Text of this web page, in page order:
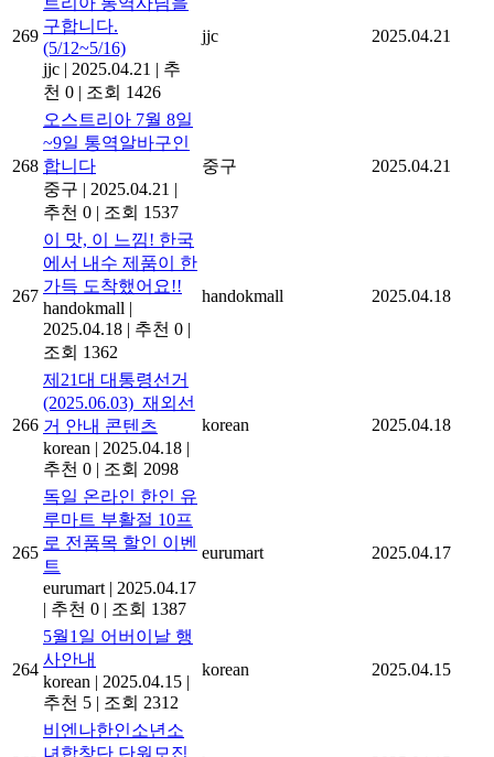
269
구합니다.
(5/12~5/16)
jjc | 2025.04.21 | 추
천 0 | 조회 1426
jjc 2025.04.21
268
오스트리아 7월 8일
~9일 통역알바구인
합니다
중구 | 2025.04.21 |
추천 0 | 조회 1537
중구 2025.04.21
267
이 맛, 이 느낌! 한국
에서 내수 제품이 한
가득 도착했어요!!
handokmall |
2025.04.18 | 추천 0 |
조회 1362
handokmall 2025.04.18
266
제21대 대통령선거
(2025.06.03)_재외선
거 안내 콘텐츠
korean | 2025.04.18 |
추천 0 | 조회 2098
korean 2025.04.18
265
독일 온라인 한인 유
루마트 부활절 10프
로 전품목 할인 이벤
트
eurumart | 2025.04.17
| 추천 0 | 조회 1387
eurumart 2025.04.17
264
5월1일 어버이날 행
사안내
korean | 2025.04.15 |
추천 5 | 조회 2312
korean 2025.04.15
비엔나한인소년소
녀합창단 단원모집